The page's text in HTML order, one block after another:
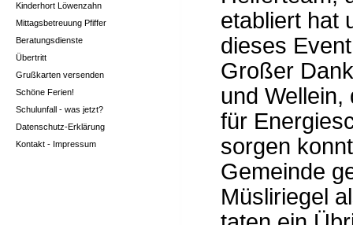
etabliert hat
dieses
Großer
und
für
sorgen
Gemeinde
Müsliriegel
Kinderhort Löwenzahn
Mittagsbetreuung Pfiffer
Beratungsdienste
Übertritt
Grußkarten versenden
Schöne Ferien!
Schulunfall - was jetzt?
Datenschutz-Erklärung
Kontakt - Impressum